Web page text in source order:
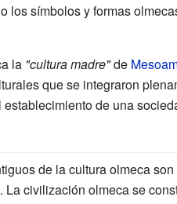
los símbolos y formas
la "cultura madre"de
que se integraron
de una
de la cultura olmeca
La civilización olmeca se